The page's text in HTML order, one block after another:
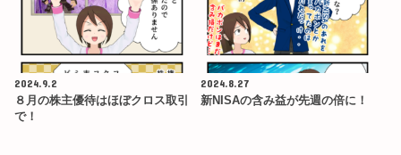
2024.9.2
８月の株主優待はほぼクロス取引
で！
2024.8.27
新NISAの含み益が先週の倍に！